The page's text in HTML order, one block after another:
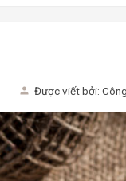
Được viết bởi: